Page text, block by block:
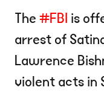
The#FBI is
arrest of
Lawrence
violent acts in